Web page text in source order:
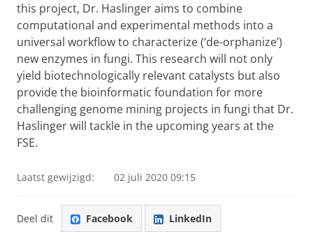
this project, Dr. Haslinger aims to combine
computational and experimental methods into a
universal workflow to characterize (‘de-orphanize’)
new enzymes in fungi. This research will not only
yield biotechnologically relevant catalysts but also
provide the bioinformatic foundation for more
challenging genome mining projects in fungi that Dr.
Haslinger will tackle in the upcoming years at the
FSE.
Laatst gewijzigd: 02 juli 2020 09:15
Deel dit Facebook LinkedIn